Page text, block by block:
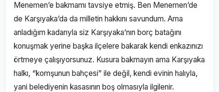
Menemen’e bakmamı tavsiye etmiş. Ben Menemen’de
de Karşıyaka’da da milletin hakkını savundum. Ama
anladığım kadarıyla siz Karşıyaka’nın borç batağını
konuşmak yerine başka ilçelere bakarak kendi enkazınızı
örtmeye çalışıyorsunuz. Kusura bakmayın ama Karşıyaka
halkı, “komşunun bahçesi” ile değil, kendi evinin halıyla,
yani belediyenin kasasının boş olmasıyla ilgilenir.